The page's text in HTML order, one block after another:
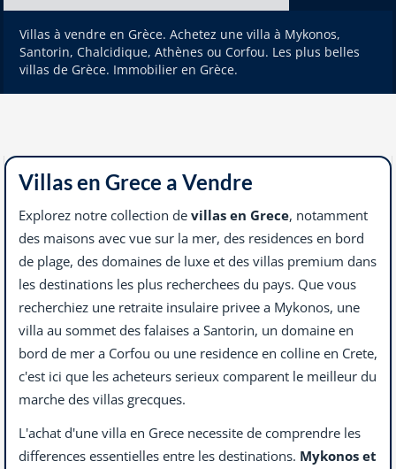
Villas à vendre en Grèce. Achetez une villa à Mykonos,
Santorin, Chalcidique, Athènes ou Corfou. Les plus belles
villas de Grèce. Immobilier en Grèce.
Villas en Grece a Vendre
Explorez notre collection de villas en Grece, notamment
des maisons avec vue sur la mer, des residences en bord
de plage, des domaines de luxe et des villas premium dans
les destinations les plus recherchees du pays. Que vous
recherchiez une retraite insulaire privee a Mykonos, une
villa au sommet des falaises a Santorin, un domaine en
bord de mer a Corfou ou une residence en colline en Crete,
c'est ici que les acheteurs serieux comparent le meilleur du
marche des villas grecques.
L'achat d'une villa en Grece necessite de comprendre les
differences essentielles entre les destinations. Mykonos et